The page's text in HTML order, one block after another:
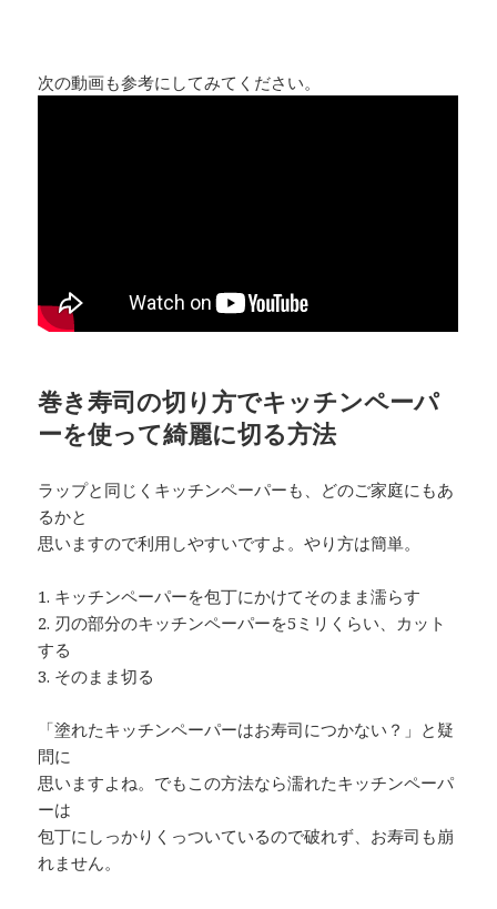
次の動画も参考にしてみてください。
巻き寿司の切り方でキッチンペーパ
ーを使って綺麗に切る方法
ラップと同じくキッチンペーパーも、どのご家庭にもあ
るかと
思いますので利用しやすいですよ。やり方は簡単。
1. キッチンペーパーを包丁にかけてそのまま濡らす
2. 刃の部分のキッチンペーパーを5ミリくらい、カット
する
3. そのまま切る
「塗れたキッチンペーパーはお寿司につかない？」と疑
問に
思いますよね。でもこの方法なら濡れたキッチンペーパ
ーは
包丁にしっかりくっついているので破れず、お寿司も崩
れません。